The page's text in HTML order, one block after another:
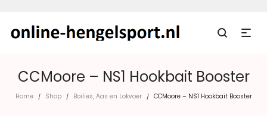
CCMoore – NS1 Hookbait Booster
Home / Shop / Boilies, Aas en Lokvoer / CCMoore – NS1 Hookbait Booster